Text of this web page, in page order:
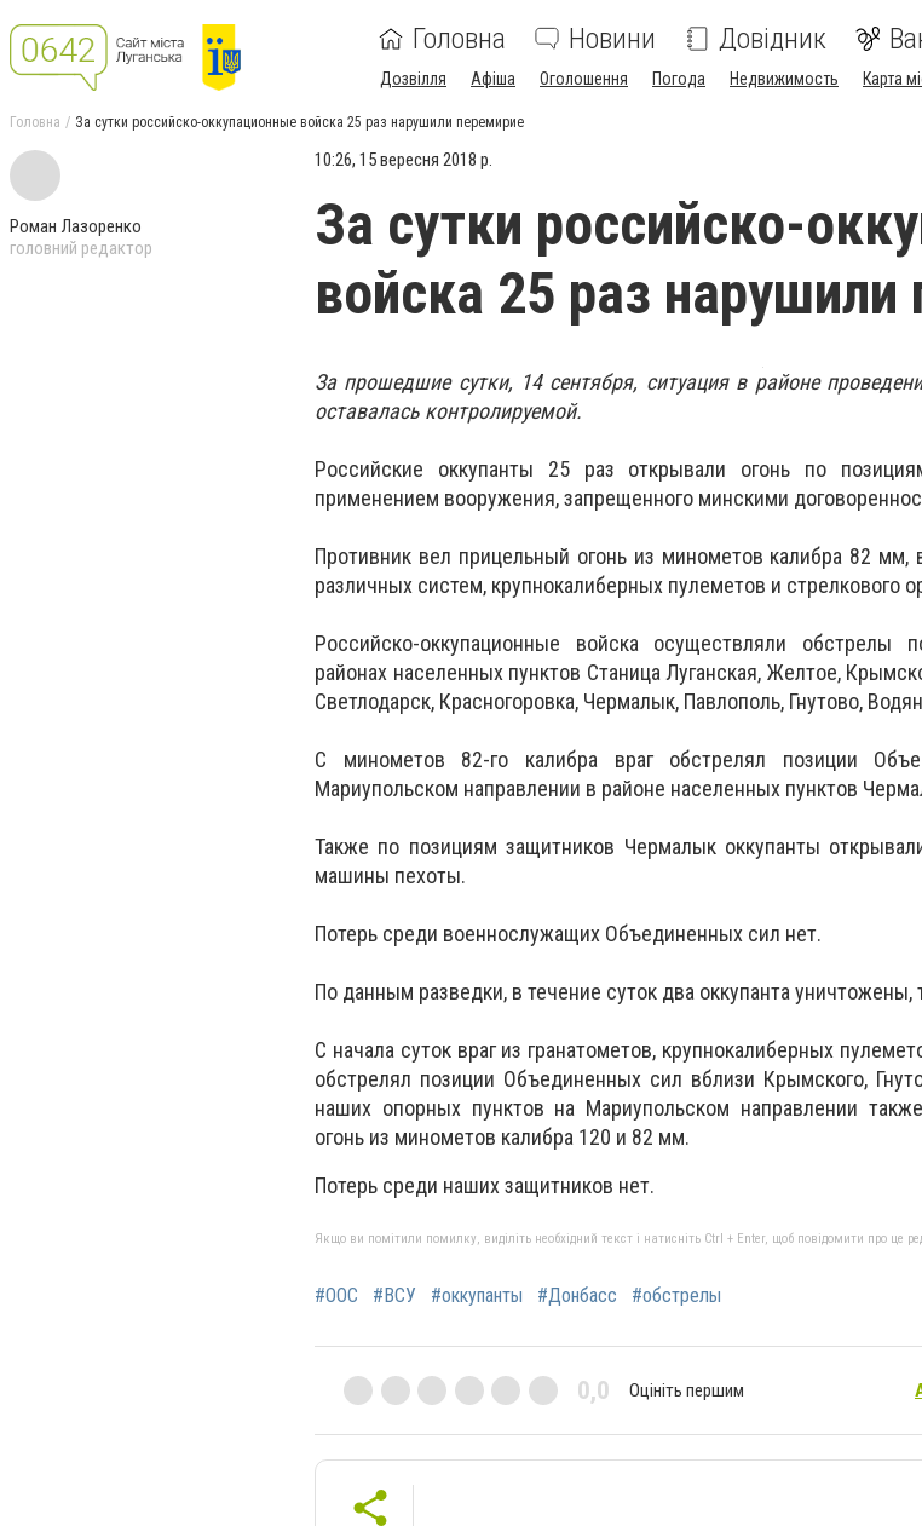
Головна Новини Довідник
Дозвілля Афіша Оголошення Погода Недвижимость Карта
Головна За сутки российско-оккупационные войска 25 раз нарушили перемирие
Роман Лазоренко
головний редактор
10:26, 15 вересня 2018 р.
За сутки российско-
войска 25 раз нарушили
За прошедшие сутки, 14 сентября, ситуация в районе
оставалась контролируемой.
Российские оккупанты 25 раз открывали огонь по
применением вооружения, запрещенного минскими
Противник вел прицельный огонь из минометов калибра 82 мм,
различных систем, крупнокалиберных пулеметов и стрелкового
Российско-оккупационные войска осуществляли
районах населенных пунктов Станица Луганская, Желтое,
Светлодарск, Красногоровка, Чермалык, Павлополь, Гнутово,
С минометов 82-го калибра враг обстрелял позиции
Мариупольском направлении в районе населенных пунктов
Также по позициям защитников Чермалык оккупанты
машины пехоты.
Потерь среди военнослужащих Объединенных сил нет.
По данным разведки, в течение суток два оккупанта уничтожены,
С начала суток враг из гранатометов, крупнокалиберных
обстрелял позиции Объединенных сил вблизи Крымского,
наших опорных пунктов на Мариупольском направлении
огонь из минометов калибра 120 и 82 мм.
Потерь среди наших защитников нет.
Якщо ви помітили помилку, виділіть необхідний текст і натисніть Ctrl + Enter, щоб повідомити про це
#ООС #ВСУ #оккупанты #Донбасс #обстрелы
0,0 Оцініть першим